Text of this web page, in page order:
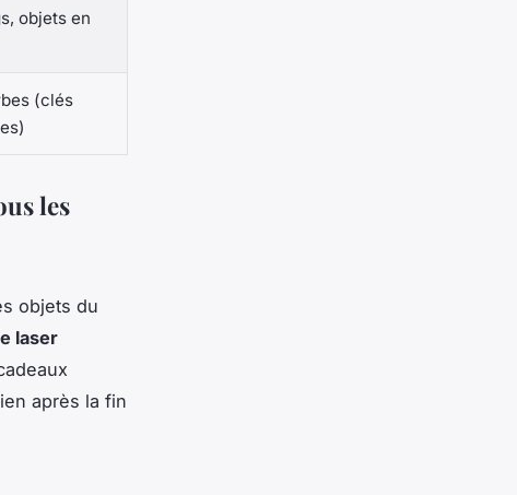
objets en
(clés
les
objets du
laser
après la fin